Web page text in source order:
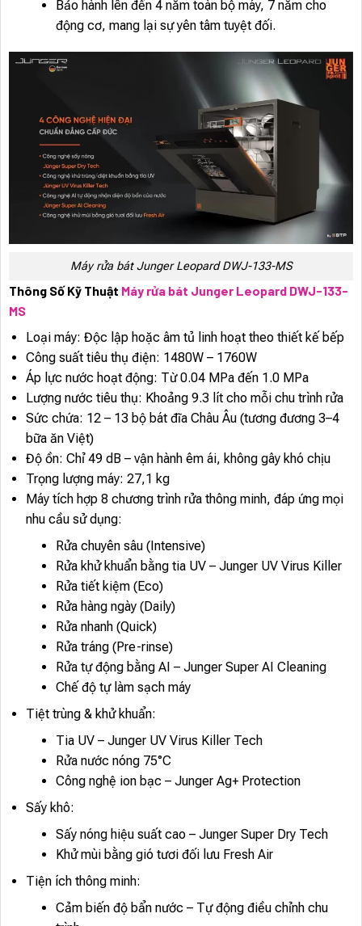
Bảo hành lên đến 4 năm toàn bộ máy, 7 năm cho
động cơ, mang lại sự yên tâm tuyệt đối.
Máy rửa bát Junger Leopard DWJ-133-MS
Thông Số Kỹ Thuật Máy rửa bát Junger Leopard DWJ-133-
MS
Loại máy: Độc lập hoặc âm tủ linh hoạt theo thiết kế bếp
Công suất tiêu thụ điện: 1480W – 1760W
Áp lực nước hoạt động: Từ 0.04 MPa đến 1.0 MPa
Lượng nước tiêu thụ: Khoảng 9.3 lít cho mỗi chu trình rửa
Sức chứa: 12 – 13 bộ bát đĩa Châu Âu (tương đương 3–4
bữa ăn Việt)
Độ ồn: Chỉ 49 dB – vận hành êm ái, không gây khó chịu
Trọng lượng máy: 27,1 kg
Máy tích hợp 8 chương trình rửa thông minh, đáp ứng mọi
nhu cầu sử dụng:
Rửa chuyên sâu (Intensive)
Rửa khử khuẩn bằng tia UV – Junger UV Virus Killer
Rửa tiết kiệm (Eco)
Rửa hàng ngày (Daily)
Rửa nhanh (Quick)
Rửa tráng (Pre-rinse)
Rửa tự động bằng AI – Junger Super AI Cleaning
Chế độ tự làm sạch máy
Tiệt trùng & khử khuẩn:
Tia UV – Junger UV Virus Killer Tech
Rửa nước nóng 75°C
Công nghệ ion bạc – Junger Ag+ Protection
Sấy khô:
Sấy nóng hiệu suất cao – Junger Super Dry Tech
Khử mùi bằng gió tươi đối lưu Fresh Air
Tiện ích thông minh:
Cảm biến độ bẩn nước – Tự động điều chỉnh chu